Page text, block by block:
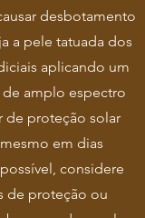
desbotamento
a pele tatuada dos
aplicando um
amplo espectro
de proteção solar
em dias
considere
de proteção ou